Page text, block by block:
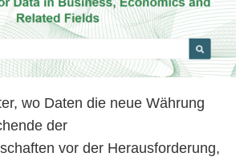
wo Daten die neue Währung
der
vor der Herausforderung,